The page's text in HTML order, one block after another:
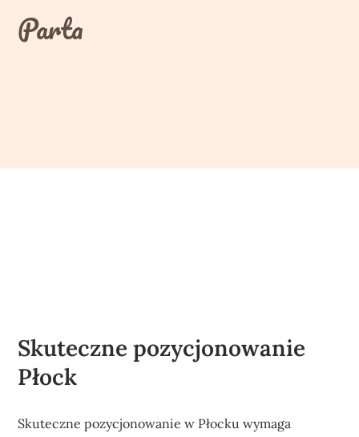
contentParta
Skuteczne pozycjonowanie
Płock
Skuteczne pozycjonowanie w Płocku wymaga